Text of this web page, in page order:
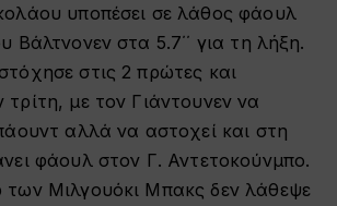
υποπέσει σε λάθος φάουλ
Βάλτνονεν στα 5.7΄΄ για τη λήξη.
στις 2 πρώτες και
με τον Γιάντουνεν να
αλλά να αστοχεί και στη
φάουλ στον Γ. Αντετοκούνμπο.
Μιλγουόκι Μπακς δεν λάθεψε